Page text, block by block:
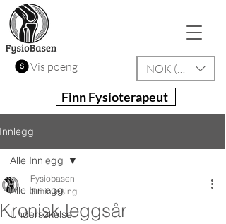
Vis poeng NOK (kr)
Finn Fysioterapeut
Innlegg
Alle Innlegg
Undersøkelse
Alle Innlegg
Kronisk leggsår
Fysiobasen
3 min lesing